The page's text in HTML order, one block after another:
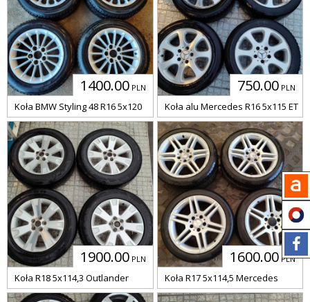
1400.00 PLN
Koła BMW Styling 48 R16 5x120
750.00 PLN
Koła alu Mercedes R16 5x115 ET 37
1900.00 PLN
Koła R18 5x114,3 Outlander
1600.00 PLN
Koła R17 5x114,5 Mercedes